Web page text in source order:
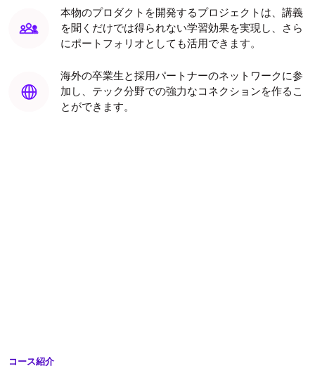
本物のプロダクトを開発するプロジェクトは、講義
を聞くだけでは得られない学習効果を実現し、さら
にポートフォリオとしても活用できます。
海外の卒業生と採用パートナーのネットワークに参
加し、テック分野での強力なコネクションを作るこ
とができます。
コース紹介